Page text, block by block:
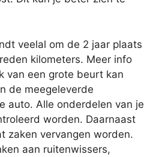
veelal om de 2 jaar plaats
kilometers. Meer info
van een grote beurt kan
de meegeleverde
auto. Alle onderdelen van je
worden. Daarnaast
zaken vervangen worden.
aan ruitenwissers,